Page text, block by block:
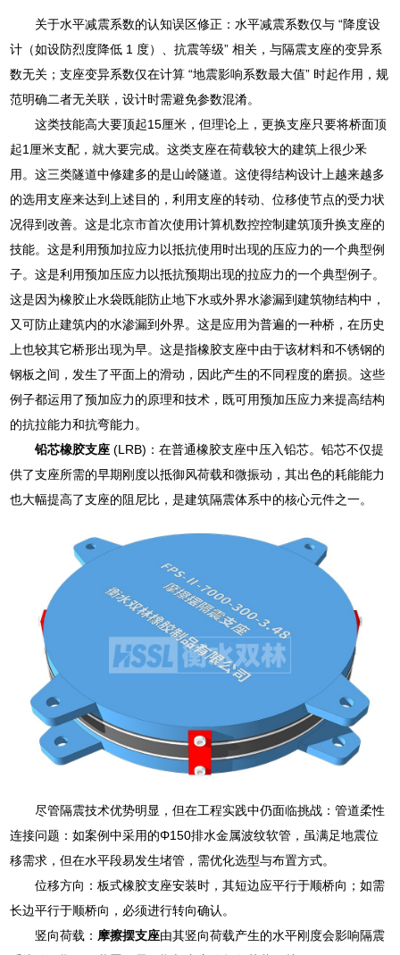
关于水平减震系数的认知误区修正：水平减震系数仅与 “降度设
计（如设防烈度降低 1 度）、抗震等级” 相关，与隔震支座的变异系
数无关；支座变异系数仅在计算 “地震影响系数最大值” 时起作用，规
范明确二者无关联，设计时需避免参数混淆。
这类技能高大要顶起15厘米，但理论上，更换支座只要将桥面顶
起1厘米支配，就大要完成。这类支座在荷载较大的建筑上很少釆
用。这三类隧道中修建多的是山岭隧道。这使得结构设计上越来越多
的选用支座来达到上述目的，利用支座的转动、位移使节点的受力状
况得到改善。这是北京市首次使用计算机数控控制建筑顶升换支座的
技能。这是利用预加拉应力以抵抗使用时出现的压应力的一个典型例
子。这是利用预加压应力以抵抗预期出现的拉应力的一个典型例子。
这是因为橡胶止水袋既能防止地下水或外界水渗漏到建筑物结构中，
又可防止建筑内的水渗漏到外界。这是应用为普遍的一种桥，在历史
上也较其它桥形出现为早。这是指橡胶支座中由于该材料和不锈钢的
钢板之间，发生了平面上的滑动，因此产生的不同程度的磨损。这些
例子都运用了预加应力的原理和技术，既可用预加压应力来提高结构
的抗拉能力和抗弯能力。
铅芯橡胶支座 (LRB)：在普通橡胶支座中压入铅芯。铅芯不仅提
供了支座所需的早期刚度以抵御风荷载和微振动，其出色的耗能能力
也大幅提高了支座的阻尼比，是建筑隔震体系中的核心元件之一。
尽管隔震技术优势明显，但在工程实践中仍面临挑战：管道柔性
连接问题：如案例中采用的Φ150排水金属波纹软管，虽满足地震位
移需求，但在水平段易发生堵管，需优化选型与布置方式。
位移方向：板式橡胶支座安装时，其短边应平行于顺桥向；如需
长边平行于顺桥向，必须进行转向确认。
竖向荷载： 摩擦摆支座由其竖向荷载产生的水平刚度会影响隔震